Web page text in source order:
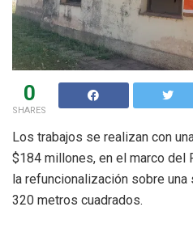
0
SHARES
Los trabajos se realizan con
$184 millones, en el marco del
la refuncionalización sobre
320 metros cuadrados.